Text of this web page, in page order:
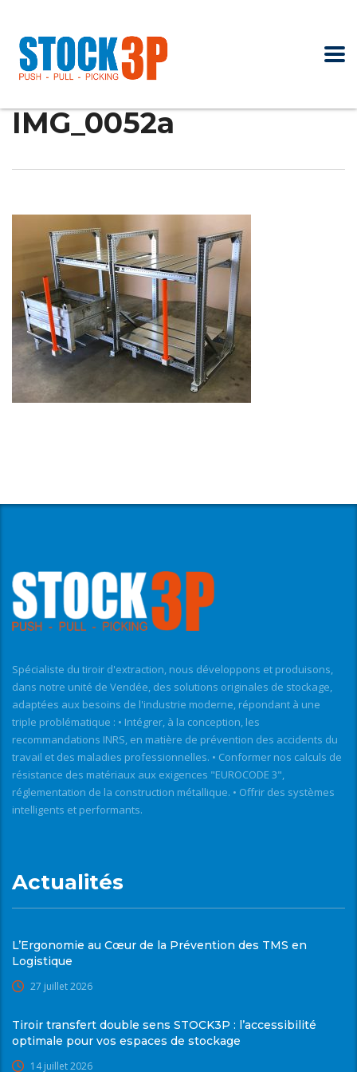
IMG_0052a
Spécialiste du tiroir d'extraction, nous développons et produisons,
dans notre unité de Vendée, des solutions originales de stockage,
adaptées aux besoins de l'industrie moderne, répondant à une
triple problématique : • Intégrer, à la conception, les
recommandations INRS, en matière de prévention des accidents du
travail et des maladies professionnelles. • Conformer nos calculs de
résistance des matériaux aux exigences "EUROCODE 3",
réglementation de la construction métallique. • Offrir des systèmes
intelligents et performants.
Actualités
L’Ergonomie au Cœur de la Prévention des TMS en
Logistique
27 juillet 2026
Tiroir transfert double sens STOCK3P : l’accessibilité
optimale pour vos espaces de stockage
14 juillet 2026